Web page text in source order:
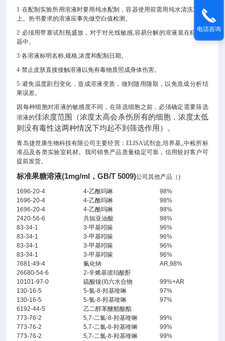
1·在配制实验所用溶液时要用纯水配制，容器使用前需用纯水清洗3次以
上。热书要求的溶液应事先做空白值检测。
2· 必须用带塞试剂瓶盛放，对于对光线敏感,容易分解的溶液装在棕色容
器中。
3·各溶液标明名称,规格,浓度和配制日期。
4·禁止皮肤直接接触溶液以免有毒物质照成身体伤害。
5·避免温度剧烈变化，造成溶液变质，做到随用随取，以免造成分析结
果误差。
因每种细胞对溶液的敏感度不同，在筛选细胞之前，必须确定需要筛选
溶液的佳浓度范围（浓度太高会杀伤所有的细胞，浓度太低
则没有毒性这两种情况下均起不到筛选作用）。
青岛捷世康生物科技有限公司主要经营：ELISA试剂盒,培养基,,中检所标
准品及各类实验室耗材。我司销售产品质量稳定可靠，信用较好客户可
提前发货。
标准果糖溶液(1mg/ml，GB/T 5009)公司其他产品（)
1696-20-4 4-乙酰吗啉
98%
1696-20-4
4-乙酰吗啉
98%
1696-20-4
4-乙酰吗啉
98%
2420-56-6
共轭亚油酸
98%
83-34-1
3-甲基吲哚
96%
83-34-1
3-甲基吲哚
96%
83-34-1
3-甲基吲哚
96%
83-34-1
3-甲基吲哚
96%
7681-49-4
氟化钠
AR,98%
26680-54-6
2-辛烯基琥珀酸酐
10101-97-0
硫酸镍(II)六水合物
99%+AR
130-16-5
5-氯-8-羟基喹啉
97%
130-16-5
5-氯-8-羟基喹啉
97%
6192-44-5
乙二醇苯醚醋酸酯
773-76-2
5,7-二氯-8-羟基喹啉
99%
773-76-2
5,7-二氯-8-羟基喹啉
99%
773-76-2
5,7-二氯-8-羟基喹啉
99%
电话咨询